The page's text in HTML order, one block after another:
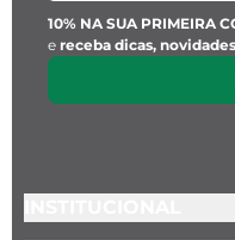
10% NA SUA PRIMEIRA
e receba dicas,